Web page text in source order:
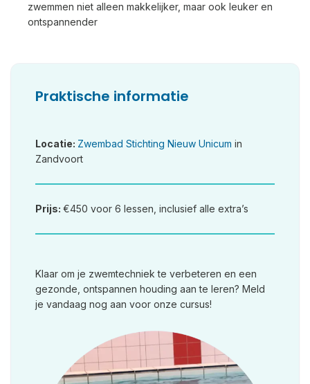
zwemmen niet alleen makkelijker, maar ook leuker en
ontspannender
Praktische informatie
Locatie: Zwembad Stichting Nieuw Unicum in
Zandvoort
Prijs: €450 voor 6 lessen, inclusief alle extra’s
Klaar om je zwemtechniek te verbeteren en een
gezonde, ontspannen houding aan te leren? Meld
je vandaag nog aan voor onze cursus!